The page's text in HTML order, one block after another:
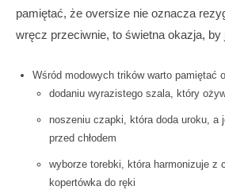
pamiętać, że oversize nie oznacza
wręcz przeciwnie, to świetna okazja, by
Wśród modowych trików warto pamiętać
dodaniu wyrazistego szala, który
noszeniu czapki, która doda uroku, a
przed chłodem
wyborze torebki, która harmonizuje z
kopertówka do ręki